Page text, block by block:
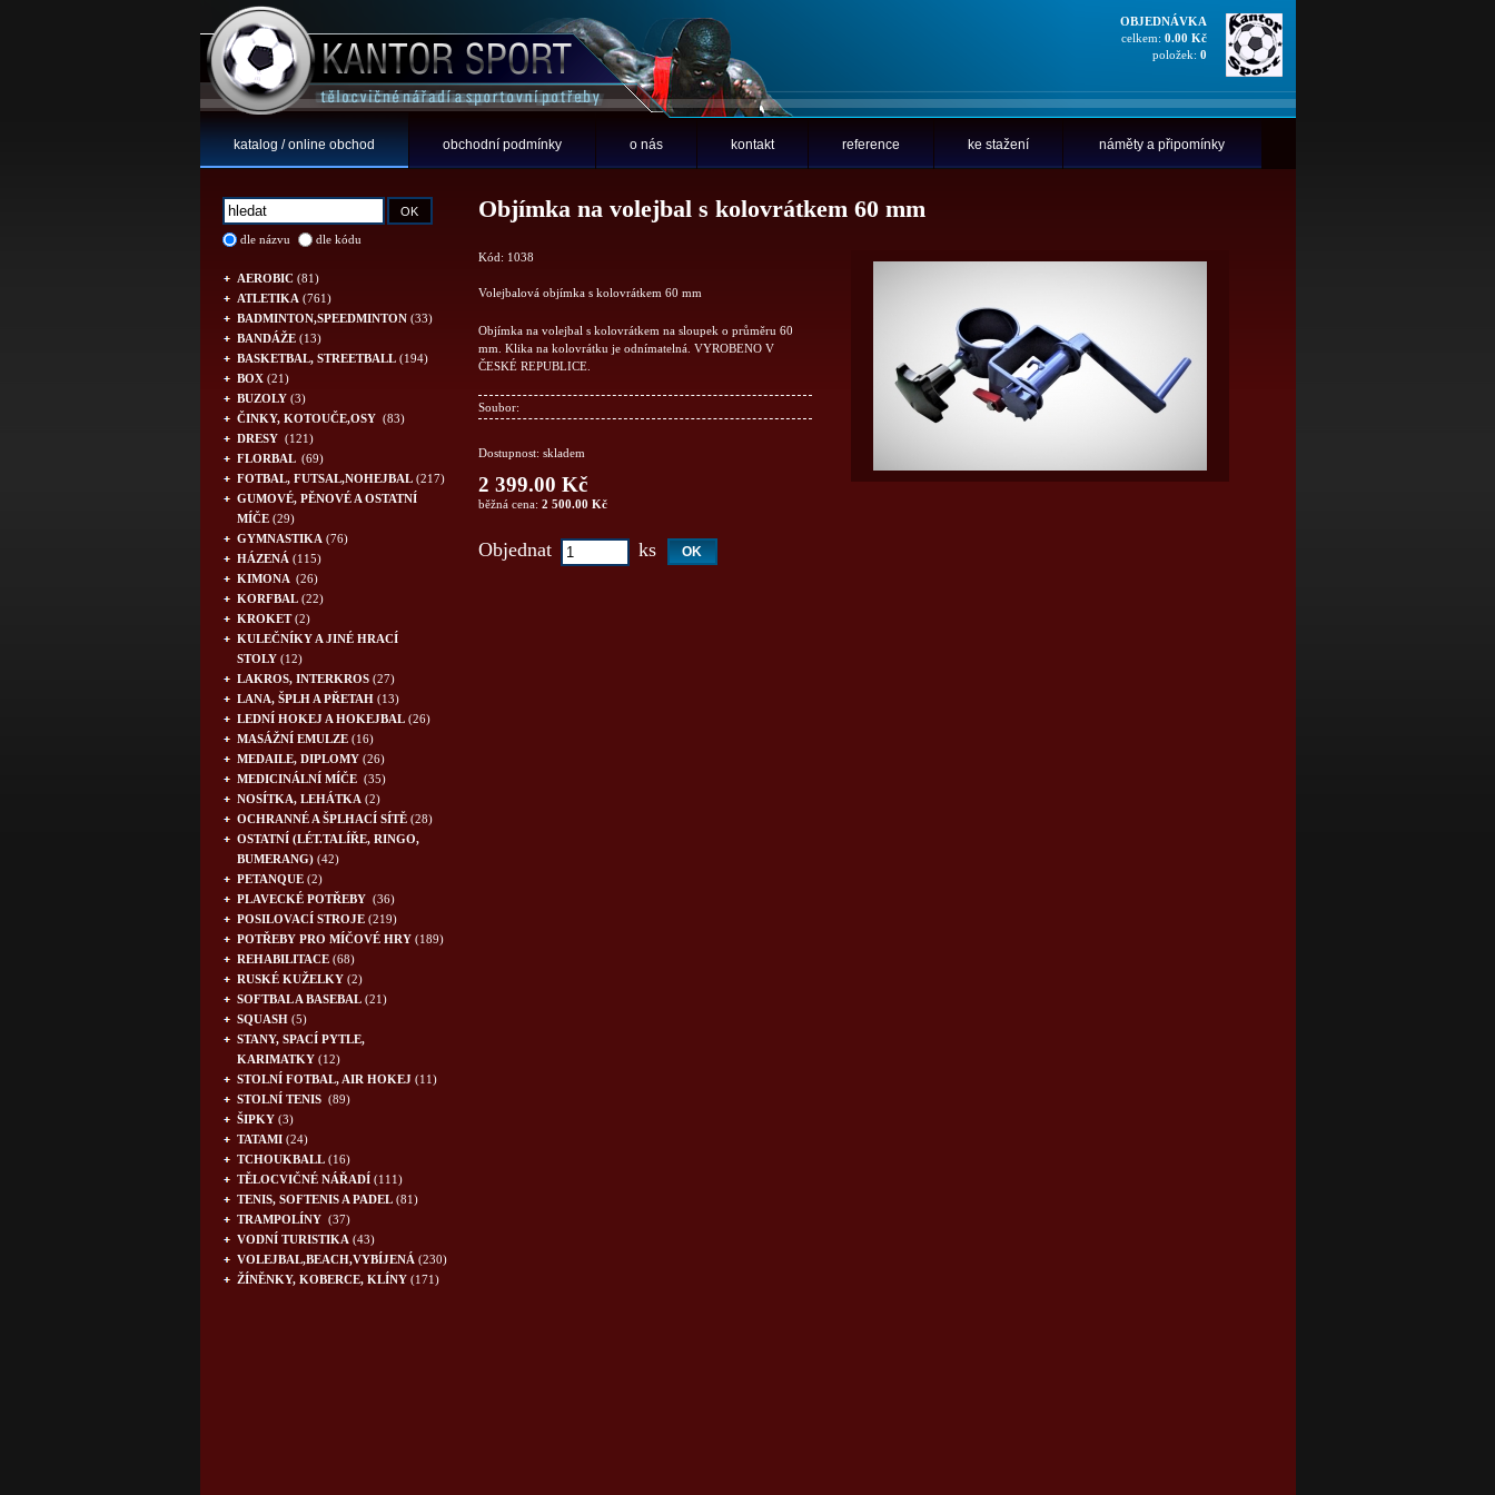
OBJEDNÁVKA
celkem: 0.00 Kč
položek: 0
katalog / online obchod obchodní podmínky o nás kontakt reference ke stažení náměty a připomínky
dle názvu dle kódu
AEROBIC (81)
ATLETIKA (761)
BADMINTON,SPEEDMINTON (33)
BANDÁŽE (13)
BASKETBAL, STREETBALL (194)
BOX (21)
BUZOLY (3)
ČINKY, KOTOUČE,OSY (83)
DRESY (121)
FLORBAL (69)
FOTBAL, FUTSAL,NOHEJBAL (217)
GUMOVÉ, PĚNOVÉ A OSTATNÍ
MÍČE (29)
GYMNASTIKA (76)
HÁZENÁ (115)
KIMONA (26)
KORFBAL (22)
KROKET(2)
KULEČNÍKY A JINÉ HRACÍ
STOLY (12)
LAKROS, INTERKROS (27)
LANA, ŠPLH A PŘETAH (13)
LEDNÍ HOKEJ A HOKEJBAL (26)
MASÁŽNÍ EMULZE (16)
MEDAILE, DIPLOMY (26)
MEDICINÁLNÍ MÍČE (35)
NOSÍTKA, LEHÁTKA (2)
OCHRANNÉ A ŠPLHACÍ SÍTĚ (28)
OSTATNÍ (LÉT.TALÍŘE, RINGO,
BUMERANG) (42)
PETANQUE (2)
PLAVECKÉ POTŘEBY (36)
POSILOVACÍ STROJE (219)
POTŘEBY PRO MÍČOVÉ HRY (189)
REHABILITACE (68)
RUSKÉ KUŽELKY (2)
SOFTBAL A BASEBAL (21)
SQUASH (5)
STANY, SPACÍ PYTLE,
KARIMATKY (12)
STOLNÍ FOTBAL, AIR HOKEJ (11)
STOLNÍ TENIS (89)
ŠIPKY (3)
TATAMI (24)
TCHOUKBALL (16)
TĚLOCVIČNÉ NÁŘADÍ (111)
TENIS, SOFTENIS A PADEL (81)
TRAMPOLÍNY (37)
VODNÍ TURISTIKA (43)
VOLEJBAL,BEACH,VYBÍJENÁ (230)
ŽÍNĚNKY, KOBERCE, KLÍNY (171)
Objímka na volejbal s kolovrátkem 60 mm
Kód: 1038
Volejbalová objímka s kolovrátkem 60 mm
Objímka na volejbal s kolovrátkem na sloupek o průměru 60
mm. Klika na kolovrátku je odnímatelná. VYROBENO V
ČESKÉ REPUBLICE.
Soubor:
Dostupnost: skladem
2 399.00 Kč
běžná cena: 2 500.00 Kč
Objednat ks